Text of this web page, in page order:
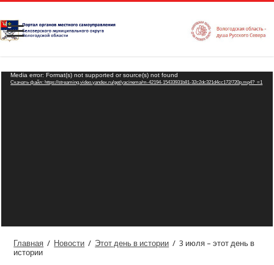
Видеоплеер
Media error: Format(s) not supported or source(s) not found
Скачать файл: https://streaming.video.yandex.ru/get/yacinema/m-42194-15433931b81-32c2dc321d4cc172/720p.mp4?_=1
Главная / Новости / Этот день в истории / 3 июля – этот день в
истории